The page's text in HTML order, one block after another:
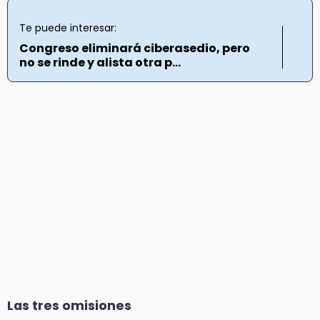
Te puede interesar:
Congreso eliminará ciberasedio, pero
no se rinde y alista otra p...
Las tres omisiones